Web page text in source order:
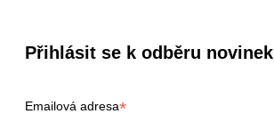
Přihlásit se k odběru novinek
Emailová adresa*